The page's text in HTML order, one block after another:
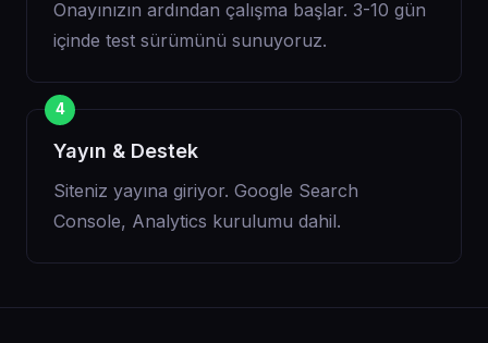
Onayınızın ardından çalışma başlar. 3-10 gün
içinde test sürümünü sunuyoruz.
Yayın & Destek
Siteniz yayına giriyor. Google Search
Console, Analytics kurulumu dahil.